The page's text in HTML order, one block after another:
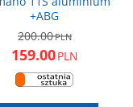
+ABG
200.00PLN
159.00PLN